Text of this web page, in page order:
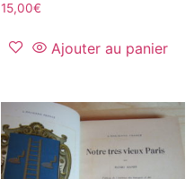
15,00€
Ajouter au panier